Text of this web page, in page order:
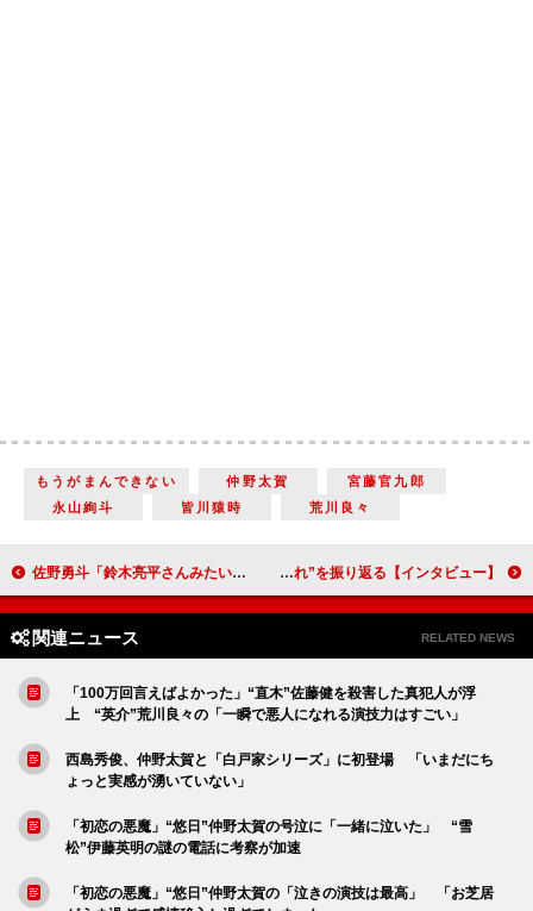
もうがまんできない 仲野太賀
宮藤官九郎
永山絢斗
皆川猿時 荒川良々
佐野勇斗「鈴木亮平さんみたいな役者であり、人間になりたい」 NHK夜ドラ「おとなりに銀河」で主演【インタビュー】 前田敦子「あのとき、子どもを産んでいて本当によかった」 28歳で出産時の“心の揺れ”を振り返る【インタビュー】
関連ニュース RELATED NEWS
「100万回言えばよかった」“直木”佐藤健を殺害した真犯人が浮
上 “英介”荒川良々の「一瞬で悪人になれる演技力はすごい」
西島秀俊、仲野太賀と「白戸家シリーズ」に初登場 「いまだにち
ょっと実感が湧いていない」
「初恋の悪魔」“悠日”仲野太賀の号泣に「一緒に泣いた」 “雪
松”伊藤英明の謎の電話に考察が加速
「初恋の悪魔」“悠日”仲野太賀の「泣きの演技は最高」 「お芝居